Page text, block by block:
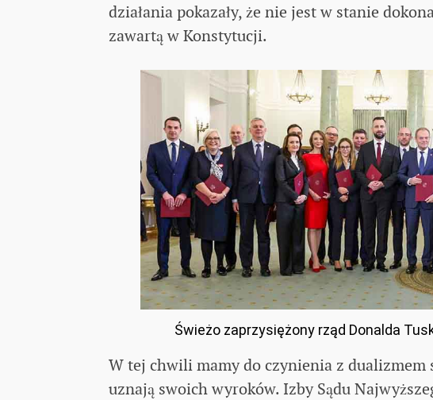
działania pokazały, że nie jest w stanie
zawartą w Konstytucji.
Świeżo zaprzysiężony rząd Donalda
W tej chwili mamy do czynienia z dualizmem
uznają swoich wyroków. Izby Sądu